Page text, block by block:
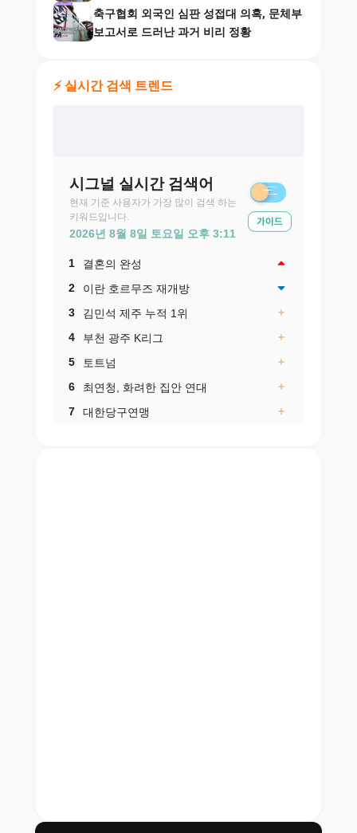
축구협회 외국인 심판 성접대 의혹, 문체부
보고서로 드러난 과거 비리 정황
⚡ 실시간 검색 트렌드